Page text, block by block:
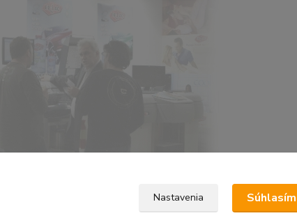
Nastavenia Súhlasím